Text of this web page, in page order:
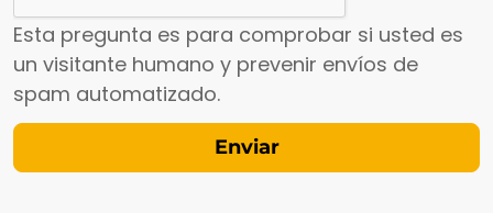
Esta pregunta es para comprobar si usted es
un visitante humano y prevenir envíos de
spam automatizado.